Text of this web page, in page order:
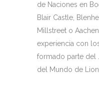
de Naciones en
Blair Castle,
Millstreet o
experiencia con
formado parte del
del Mundo de Lion